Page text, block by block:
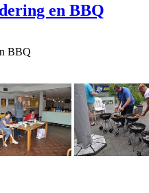
en BBQ
BBQ